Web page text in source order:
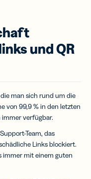
und QR
man sich rund um die
von 99,9 % in den letzten
immer verfügbar.
Team, das
Links blockiert.
immer mit einem guten